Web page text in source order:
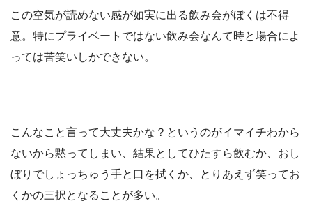
この空気が読めない感が如実に出る飲み会がぼくは不得
意。特にプライベートではない飲み会なんて時と場合によ
っては苦笑いしかできない。
こんなこと言って大丈夫かな？というのがイマイチわから
ないから黙ってしまい、結果としてひたすら飲むか、おし
ぼりでしょっちゅう手と口を拭くか、とりあえず笑ってお
くかの三択となることが多い。